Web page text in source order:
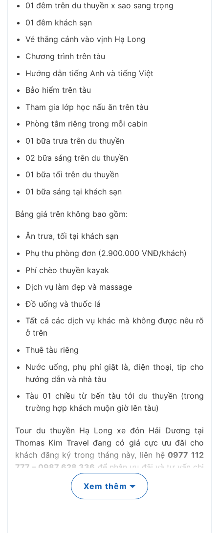
01 đêm trên du thuyền x sao sang trọng
01 đêm khách sạn
Vé thắng cảnh vào vịnh Hạ Long
Chương trình trên tàu
Hướng dẫn tiếng Anh và tiếng Việt
Bảo hiểm trên tàu
Tham gia lớp học nấu ăn trên tàu
Phòng tắm riêng trong mỗi cabin
01 bữa trưa trên du thuyền
02 bữa sáng trên du thuyền
01 bữa tối trên du thuyền
01 bữa sáng tại khách sạn
Bảng giá trên không bao gồm:
Ăn trưa, tối tại khách sạn
Phụ thu phòng đơn (2.900.000 VNĐ/khách)
Phí chèo thuyền kayak
Dịch vụ làm đẹp và massage
Đồ uống và thuốc lá
Tất cả các dịch vụ khác mà không được nêu rõ
ở trên
Thuê tàu riêng
Nước uống, phụ phí giặt là, điện thoại, tip cho
hướng dẫn và nhà tàu
Tàu 01 chiều từ bến tàu tới du thuyền (trong
trường hợp khách muộn giờ lên tàu)
Tour du thuyền Hạ Long xe đón Hải Dương tại
Thomas Kim Travel đang có giá cực ưu đãi cho
khách đăng ký trong tháng này, liên hệ 0977 112
777 – 0987 628 336 để nhận ưu đãi và tư vấn chi
tiết về gói tour.
Lịch trình tour du thuyền Hạ Long 3 ngày
Xem thêm